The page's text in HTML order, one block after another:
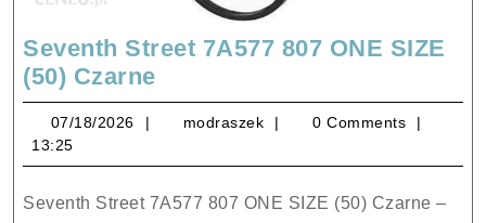
Seventh Street 7A577 807 ONE SIZE
(50) CzarneSeventh
Street
7A577
807
SIZE
07/18/2026 07/18/2026
modraszek modraszek
0 Comments
13:25
Seventh Street 7A577 807 ONE SIZE (50) Czarne –